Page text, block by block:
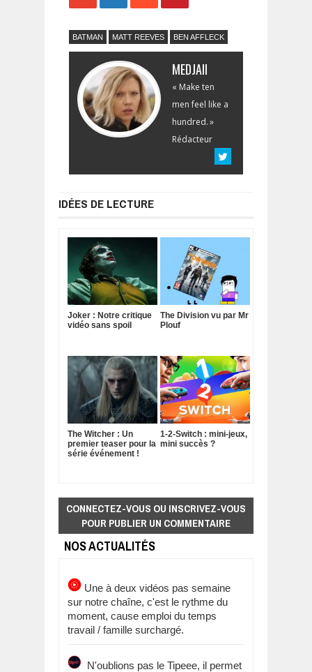
BATMAN MATT REEVES BEN AFFLECK
MEDJAII
« Make ten
men feel like a
hundred. »
Rédacteur
IDÉES DE LECTURE
Joker : Notre critique
vidéo sans spoil
The Division vu par Mr
Plouf
The Witcher : Un
premier teaser pour la
série événement !
1-2-Switch : mini-jeux,
mini succès ?
CONNECTEZ-VOUS OU INSCRIVEZ-VOUS
POUR PUBLIER UN COMMENTAIRE
NOS ACTUALITÉS
Une à deux vidéos pas semaine
sur notre chaîne, c'est le rythme du
moment, cause emploi du temps
travail / famille surchargé.
N'oublions pas le Tipeee, il permet